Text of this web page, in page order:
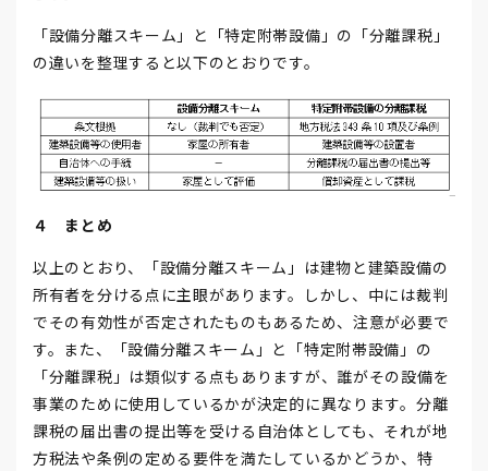
「設備分離スキーム」と「特定附帯設備」の「分離課税」
の違いを整理すると以下のとおりです。
４ まとめ
以上のとおり、「設備分離スキーム」は建物と建築設備の
所有者を分ける点に主眼があります。しかし、中には裁判
でその有効性が否定されたものもあるため、注意が必要で
す。また、「設備分離スキーム」と「特定附帯設備」の
「分離課税」は類似する点もありますが、誰がその設備を
事業のために使用しているかが決定的に異なります。分離
課税の届出書の提出等を受ける自治体としても、それが地
方税法や条例の定める要件を満たしているかどうか、特